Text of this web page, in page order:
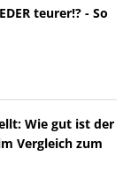
teurer!? - So
Wie gut ist der
Vergleich zum